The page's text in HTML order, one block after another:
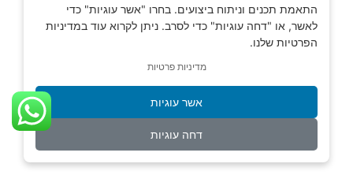
התאמת תכנים וניתוח ביצועים. בחרו "אשר עוגיות" כדי
לאשר, או "דחה עוגיות" כדי לסרב. ניתן לקרוא עוד במדיניות
הפרטיות שלנו.
מדיניות פרטיות
אשר עוגיות
דחה עוגיות